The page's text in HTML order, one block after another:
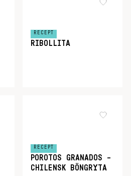
RECEPT
RIBOLLITA
RECEPT
POROTOS GRANADOS –
CHILENSK BÖNGRYTA